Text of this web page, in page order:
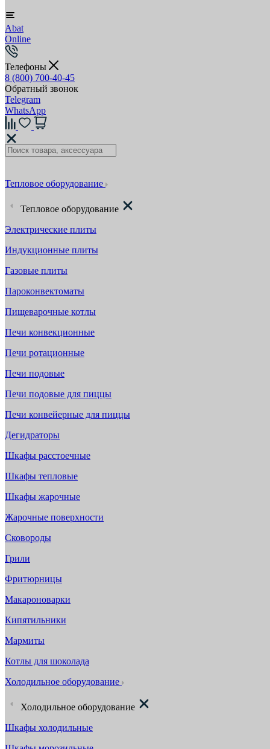
Abat
Online
Телефоны
8 (800) 700-40-45
Обратный звонок
Telegram
WhatsApp
Тепловое оборудование
Тепловое оборудование
Электрические плиты
Индукционные плиты
Газовые плиты
Пароконвектоматы
Пищеварочные котлы
Печи конвекционные
Печи ротационные
Печи подовые
Печи подовые для пиццы
Печи конвейерные для пиццы
Дегидраторы
Шкафы расстоечные
Шкафы тепловые
Шкафы жарочные
Жарочные поверхности
Сковороды
Грили
Фритюрницы
Макароноварки
Кипятильники
Мармиты
Котлы для шоколада
Холодильное оборудование
Холодильное оборудование
Шкафы холодильные